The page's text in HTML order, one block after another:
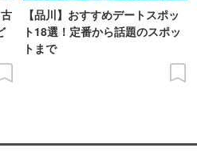
【品川】おすすめデートスポッ
ト18選！定番から話題のスポッ
トまで